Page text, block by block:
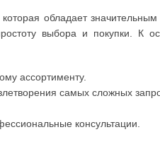
обладает
выбора и покупки. К
ассортименту.
самых сложных
консультации.